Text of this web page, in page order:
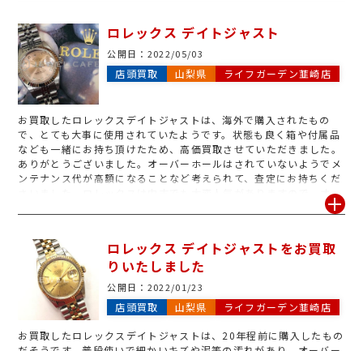
をしないとどうしてもガタが来てしまいます。なので、もしご自宅
に使っていない時計がありましたら、少しでも劣化が進む前に査定
に出していただくことをお勧めします。ジュエルカフェライフガー
デン韮崎店では、1つ1つ丁寧に査定をさせていただいております。
勿論査定は無料です。まだ売る予定はないけれど、金額だけでも聞
きたい!という方も大歓迎ですので、是非気になる時計がございま
したら、1度当店にお持ちいただく様お願いいたします♪
ロレックス デイトジャスト
公開日： 2022/05/03
店頭買取 山梨県 ライフガーデン韮崎店
お買取したロレックスデイトジャストは、海外で購入されたもの
で、とても大事に使用されていたようです。状態も良く箱や付属品
なども一緒にお持ち頂けたため、高価買取させていただきました。
ありがとうございました。オーバーホールはされていないようでメ
ンテナンス代が高額になることなど考えられて、査定にお持ちくだ
さいました。ロレックスは中古でも大変人気がありますので、オー
バーホールをしていない状態でも精一杯頑張らせていただき、買取
取金額がUPしますので、H.Pやチラシなどお得な買取情報をぜひご
覧くださいませ。
ロレックス デイトジャストをお買取
りいたしました
公開日： 2022/01/23
店頭買取 山梨県 ライフガーデン韮崎店
お買取したロレックスデイトジャストは、20年程前に購入したもの